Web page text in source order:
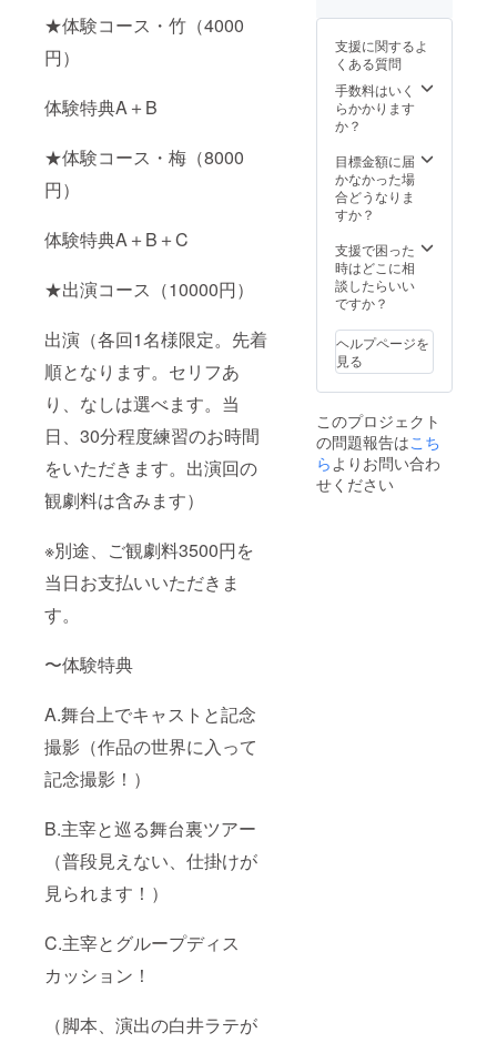
★体験コース・竹（4000
円）
体験特典A＋B
★体験コース・梅（8000
円）
体験特典A＋B＋C
★出演コース（10000円）
出演 （各回1名様限定。先着
順となります。セリフあ
り、なしは選べます。当
日、30分程度練習のお時間
をいただきます。出演回の
観劇料は含みます）
※別途、ご観劇料3500円を
当日お支払いいただきま
す。
〜体験特典
A.舞台上でキャストと記念
撮影（作品の世界に入って
記念撮影！）
B.主宰と巡る舞台裏ツアー
（普段見えない、仕掛けが
見られます！）
C.主宰とグループディス
カッション！
（脚本、演出の白井ラテが
支援に関するよ
くある質問
手数料はいく
らかかります
か？
目標金額に届
かなかった場
合どうなりま
すか？
支援で困った
時はどこに相
談したらいい
ですか？
ヘルプページを
見る
このプロジェクト
の問題報告はこち
らよりお問い合わ
せください